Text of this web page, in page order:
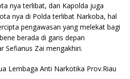
nya terlibat, dan Kapolda juga
nya di Polda terlibat Narkoba, hal
pengawasan yang melekat bagi
berada di garis depan
Sefianus Zai mengakhiri.
Lembaga Anti Narkotika Prov.Riau